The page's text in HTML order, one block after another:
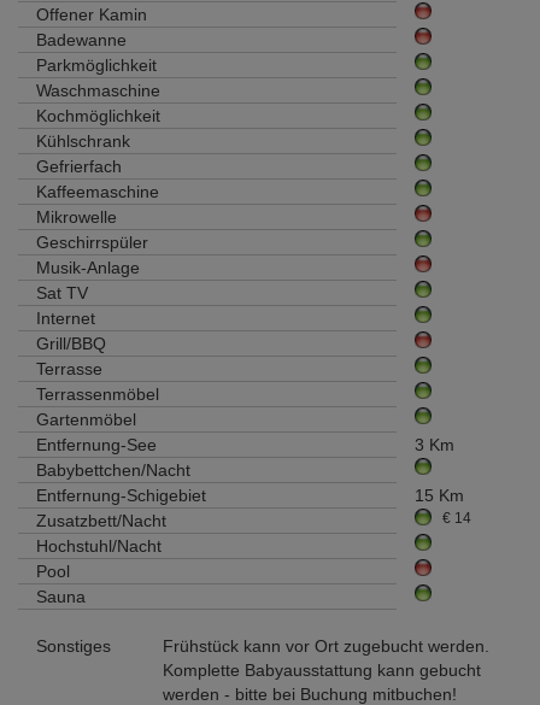
Offener Kamin
Badewanne
Parkmöglichkeit
Waschmaschine
Kochmöglichkeit
Kühlschrank
Gefrierfach
Kaffeemaschine
Mikrowelle
Geschirrspüler
Musik-Anlage
Sat TV
Internet
Grill/BBQ
Terrasse
Terrassenmöbel
Gartenmöbel
Entfernung-See
3 Km
Babybettchen/Nacht
Entfernung-Schigebiet
15 Km
Zusatzbett/Nacht
€ 14
Hochstuhl/Nacht
Pool
Sauna
Sonstiges
Frühstück kann vor Ort zugebucht werden.
Komplette Babyausstattung kann gebucht
werden - bitte bei Buchung mitbuchen!